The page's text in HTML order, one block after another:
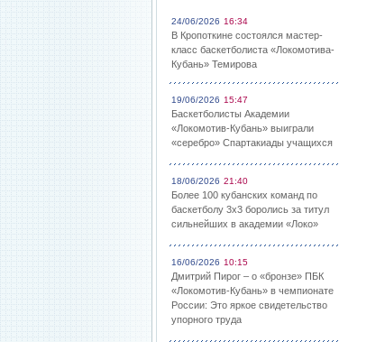
24/06/2026 16:34
В Кропоткине состоялся мастер-
класс баскетболиста «Локомотива-
Кубань» Темирова
19/06/2026 15:47
Баскетболисты Академии
«Локомотив-Кубань» выиграли
«серебро» Спартакиады учащихся
18/06/2026 21:40
Более 100 кубанских команд по
баскетболу 3х3 боролись за титул
сильнейших в академии «Локо»
16/06/2026 10:15
Дмитрий Пирог – о «бронзе» ПБК
«Локомотив-Кубань» в чемпионате
России: Это яркое свидетельство
упорного труда